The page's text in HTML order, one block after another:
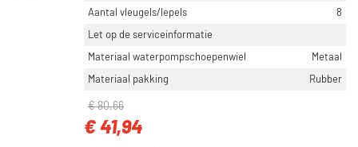
Aantal vleugels/lepels
8
Let op de serviceinformatie
Materiaal waterpompschoepenwiel
Metaal
Materiaal pakking
Rubber
€ 80,66
€ 41,94